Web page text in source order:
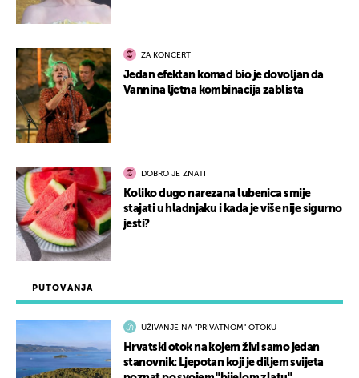
PUTOVANJA
UŽIVANJE NA "PRIVATNOM" OTOKU
Hrvatski otok na kojem živi samo jedan
stanovnik: Ljepotan koji je diljem svijeta
ZA KONCERT
Jedan efektan komad bio je dovoljan da
Vannina ljetna kombinacija zablista
DOBRO JE ZNATI
Koliko dugo narezana lubenica smije
stajati u hladnjaku i kada je više nije sigurno
jesti?